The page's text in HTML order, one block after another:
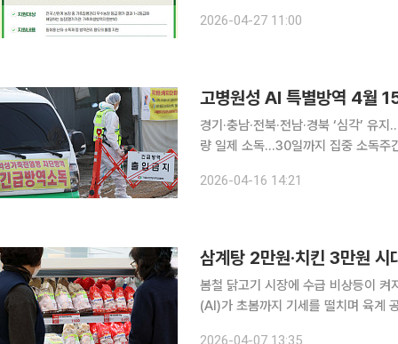
구축에 나선다. 방역 조치를 잘 지킨
2026-04-27 11:00
고병원성 AI 특별방역 4월
경기·충남·전북·전남·경북 ‘심각’ 유
량 일제 소독…30일까지 집중 소독주간 연장 겨울 철새 북상이 사실상 마무리되면
고 봄철 산발적 추가 발생 가능성도
2026-04-16 14:21
봄철 닭고기 시장에 수급 비상등이 켜
(AI)가 초봄까지 기세를 떨치며 육계
2026-04-07 13:35